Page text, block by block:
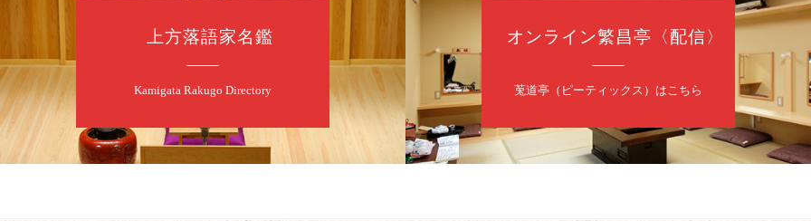
昼 7 日（金）
昼席：番組案内
桂二豆／露の瑞／桂きん太郎／いわみせいじ（似顔絵）／笑福亭笑利／桂文太～仲入
★菟道亭 配信あり
上方落語家名鑑
Kamigata Rakugo Directory
オンライン繁昌亭〈配信〉
莵道亭（ピーティックス）はこちら